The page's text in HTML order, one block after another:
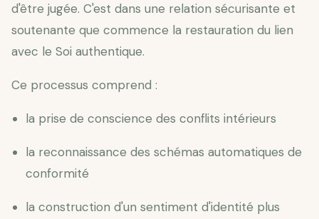
d'être jugée. C'est dans une relation sécurisante et
soutenante que commence la restauration du lien
avec le Soi authentique.
Ce processus comprend :
la prise de conscience des conflits intérieurs
la reconnaissance des schémas automatiques de
conformité
la construction d'un sentiment d'identité plus